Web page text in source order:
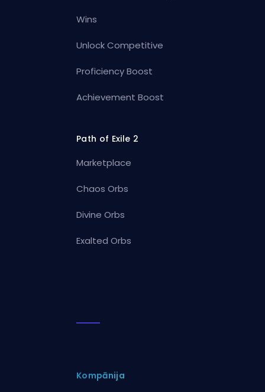
Wins
Unlock Competitive
Proficiency Boost
Achievement Boost
Path of Exile 2
Marketplace
Chaos Orbs
Divine Orbs
Exalted Orbs
Kompānija